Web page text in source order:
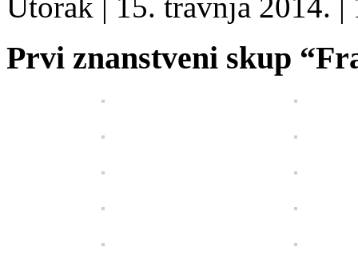
Prvi znanstveni skup